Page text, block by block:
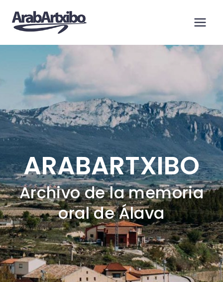
contenido
ARABARTXIBO
Archivo de la memoria
oral de Álava